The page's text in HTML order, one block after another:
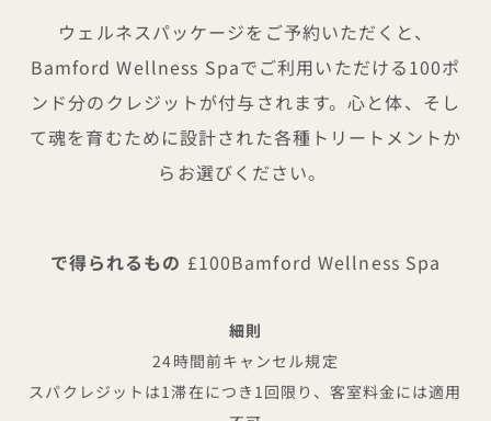
ウェルネスパッケージをご予約いただくと、
Bamford Wellness Spaでご利用いただける100ポ
ンド分のクレジットが付与されます。心と体、そし
て魂を育むために設計された各種トリートメントか
らお選びください。
で得られるもの £100Bamford Wellness Spa
細則
24時間前キャンセル規定
スパクレジットは1滞在につき1回限り、客室料金には適用